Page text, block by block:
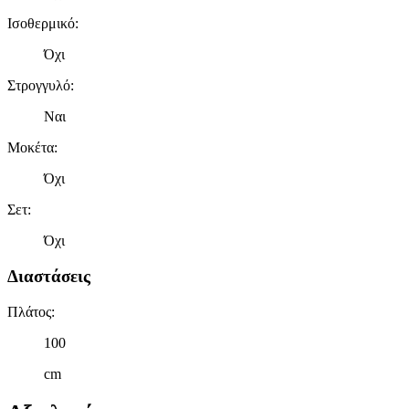
Ισοθερμικό:
Όχι
Στρογγυλό:
Ναι
Μοκέτα:
Όχι
Σετ:
Όχι
Διαστάσεις
Πλάτος:
100
cm